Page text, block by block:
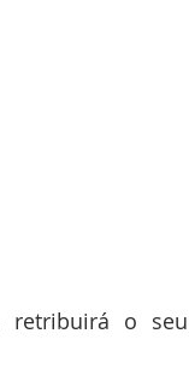
retribuirá o seu